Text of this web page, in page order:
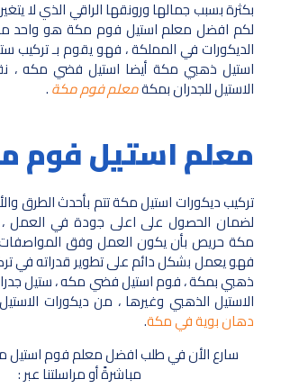
بكثرة بسبب جمالها ورونقها الراقي الذي لا
لكم افضل معلم استيل فوم مكة هو واحد
الديكورات في المملكة ، فهو يقوم بـ تركيب
استيل ذهبي مكة أيضا استيل فضي مكه ،
الاستيل للجدران بمكةمعلم فوم مكة.
معلم استيل فوم
تركيب ديكورات استيل مكة تتم بأحدث الطرق
لضمان الحصول على اعلى جودة في العمل
مكة حريص بأن يكون العمل وفق المواصفات
فهو يعمل بشكل دائم على تطوير قدراته في
ذهبي بمكة ، فوم استيل فضي مكه ، ستيل
الاستيل الذهبي وغيرها ، من ديكورات
دهان بوية في مكة.
سارع الأن في طلب افضل معلم فوم استيل
مباشرةً أو مراسلتنا عبر :